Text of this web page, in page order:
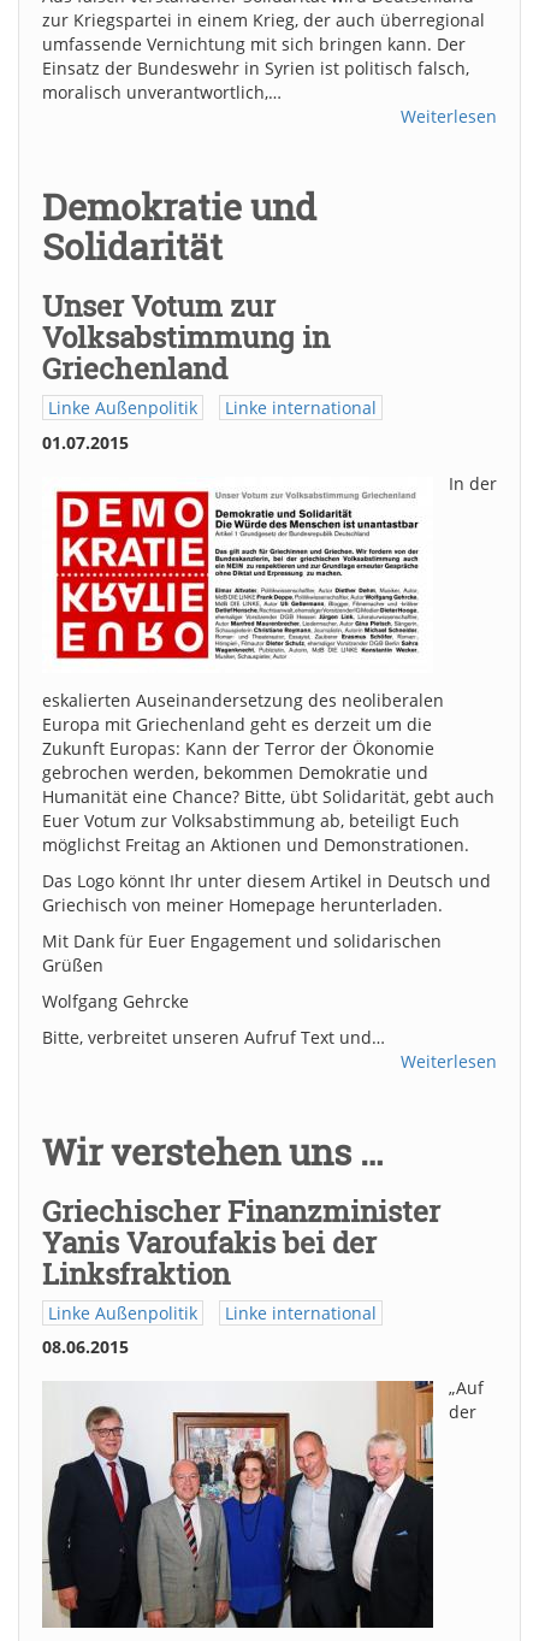
zur Kriegspartei in einem Krieg, der auch überregional
umfassende Vernichtung mit sich bringen kann. Der
Einsatz der Bundeswehr in Syrien ist politisch falsch,
moralisch unverantwortlich,…
Weiterlesen
Demokratie und
Solidarität
Unser Votum zur
Volksabstimmung in
Griechenland
Linke Außenpolitik
Linke international
01.07.2015
In der
eskalierten Auseinandersetzung des neoliberalen
Europa mit Griechenland geht es derzeit um die
Zukunft Europas: Kann der Terror der Ökonomie
gebrochen werden, bekommen Demokratie und
Humanität eine Chance? Bitte, übt Solidarität, gebt auch
Euer Votum zur Volksabstimmung ab, beteiligt Euch
möglichst Freitag an Aktionen und Demonstrationen.
Das Logo könnt Ihr unter diesem Artikel in Deutsch und
Griechisch von meiner Homepage herunterladen.
Mit Dank für Euer Engagement und solidarischen
Grüßen
Wolfgang Gehrcke
Bitte, verbreitet unseren Aufruf Text und…
Weiterlesen
Wir verstehen uns …
Griechischer Finanzminister
Yanis Varoufakis bei der
Linksfraktion
Linke Außenpolitik
Linke international
08.06.2015
„Auf
der